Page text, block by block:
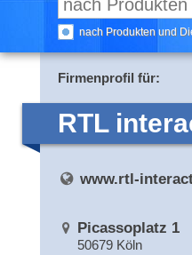
nach Produkten und
Firmenprofil für:
RTL
www.rtl-
Picassoplatz 1
50679 Köln